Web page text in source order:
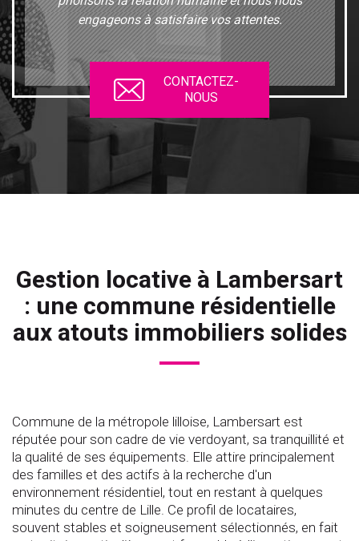
engageons à satisfaire vos attentes.
CONTACTEZ-
NOUS
Gestion locative à Lambersart
: une commune résidentielle
aux atouts immobiliers solides
Commune de la métropole lilloise, Lambersart est
réputée pour son cadre de vie verdoyant, sa tranquillité et
la qualité de ses équipements. Elle attire principalement
des familles et des actifs à la recherche d'un
environnement résidentiel, tout en restant à quelques
minutes du centre de Lille. Ce profil de locataires,
souvent stables et soigneusement sélectionnés, en fait